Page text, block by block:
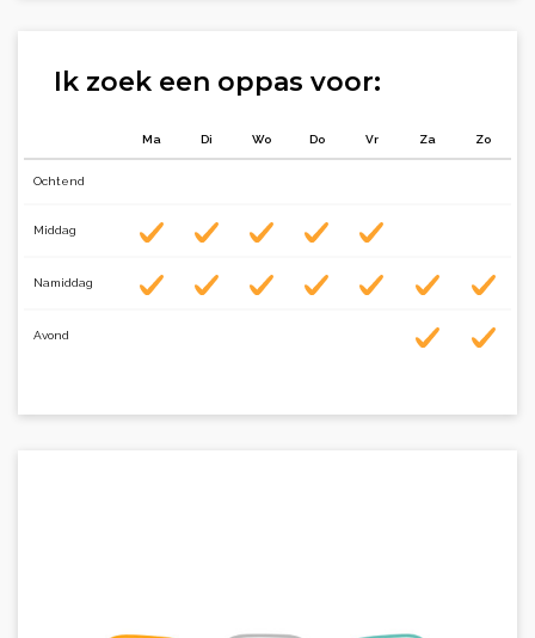
Ik zoek een oppas voor:
Ma Di Wo Do Vr Za Zo
Ochtend
Middag
Namiddag
Avond